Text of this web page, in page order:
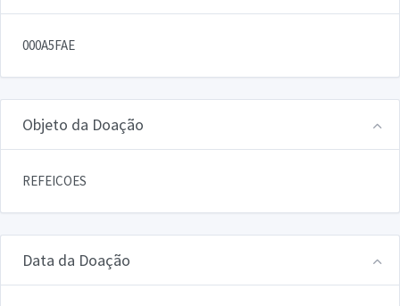
000A5FAE
Objeto da Doação
REFEICOES
Data da Doação